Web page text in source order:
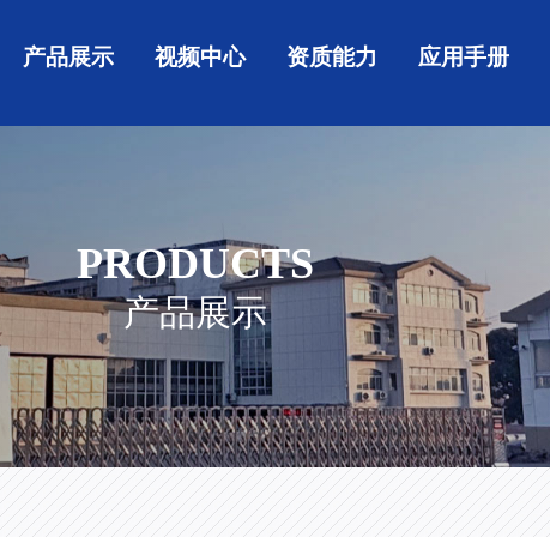
产品展示 视频中心 资质能力 应用手册
PRODUCTS
产品展示